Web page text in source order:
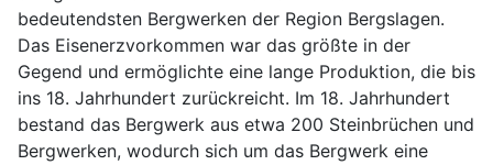
bedeutendsten Bergwerken der Region Bergslagen.
Das Eisenerzvorkommen war das größte in der
Gegend und ermöglichte eine lange Produktion, die bis
ins 18. Jahrhundert zurückreicht. Im 18. Jahrhundert
bestand das Bergwerk aus etwa 200 Steinbrüchen und
Bergwerken, wodurch sich um das Bergwerk eine